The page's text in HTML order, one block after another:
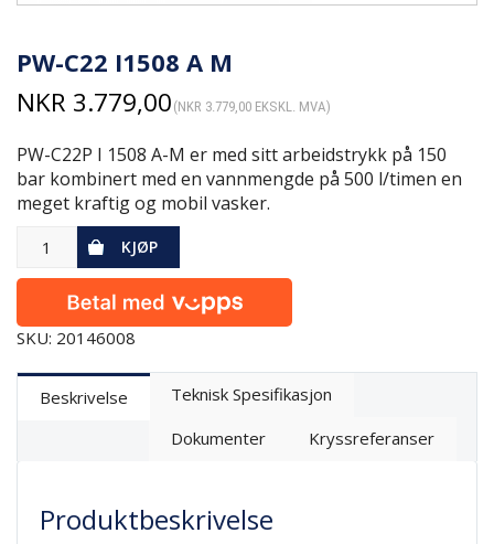
PW-C22 I1508 A M
NKR 3.779,00 (NKR 3.779,00 EKSKL. MVA)
PW-C22P I 1508 A-M er med sitt arbeidstrykk på 150
bar kombinert med en vannmengde på 500 l/timen en
meget kraftig og mobil vasker.
KJØP
SKU: 20146008
Beskrivelse
Teknisk Spesifikasjon
Dokumenter
Kryssreferanser
Produktbeskrivelse